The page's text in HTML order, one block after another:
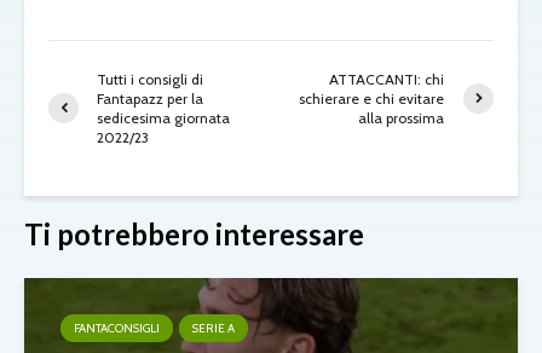
Tutti i consigli di
Fantapazz per la
sedicesima giornata
2022/23
ATTACCANTI: chi
schierare e chi evitare
alla prossima
Ti potrebbero interessare
FANTACONSIGLI SERIE A